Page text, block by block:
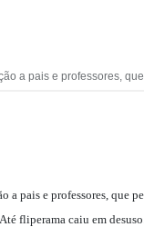
a pais e professores,
a pais e professores, que
fliperama caiu em